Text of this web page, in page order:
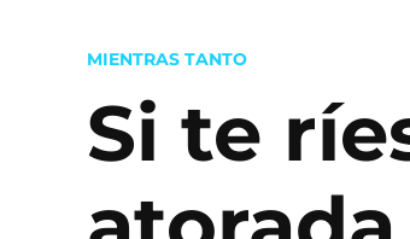
POSTED
MIENTRAS TANTO
Si te